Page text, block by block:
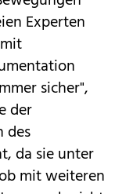
Experten
sicher",
der
des
da sie unter
mit weiteren